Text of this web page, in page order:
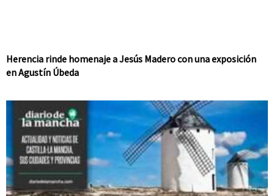
Herencia rinde homenaje a Jesús Madero con una exposición
en Agustín Úbeda